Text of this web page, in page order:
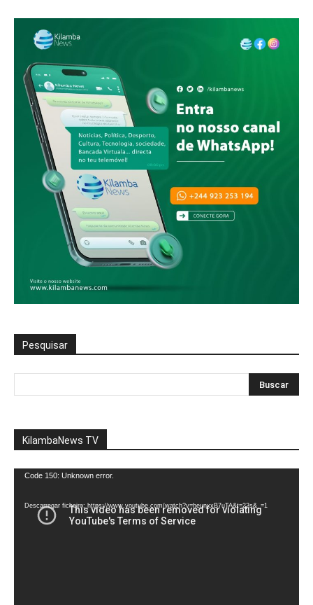
Pesquisar
KilambaNews TV
Reprodutor
vídeo
Code 150: Unknown error.
Descarregar ficheiro: https://www.youtube.com/watch?v=heunxxB7uTA&t=22s&_=1